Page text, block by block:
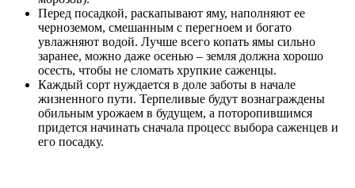
Перед посадкой, раскапывают яму, наполняют ее
черноземом, смешанным с перегноем и богато
увлажняют водой. Лучше всего копать ямы сильно
заранее, можно даже осенью – земля должна хорошо
осесть, чтобы не сломать хрупкие саженцы.
Каждый сорт нуждается в доле заботы в начале
жизненного пути. Терпеливые будут вознаграждены
обильным урожаем в будущем, а поторопившимся
придется начинать сначала процесс выбора саженцев и
его посадку.